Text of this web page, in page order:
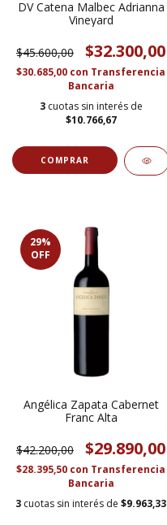
DV Catena Malbec Adrianna
Vineyard
$45.600,00 $32.300,00
$30.685,00 con Transferencia
Bancaria
3 cuotas sin interés de
$10.766,67
29%
OFF
Angélica Zapata Cabernet
Franc Alta
$42.200,00 $29.890,00
$28.395,50 con Transferencia
Bancaria
3 cuotas sin interés de $9.963,33